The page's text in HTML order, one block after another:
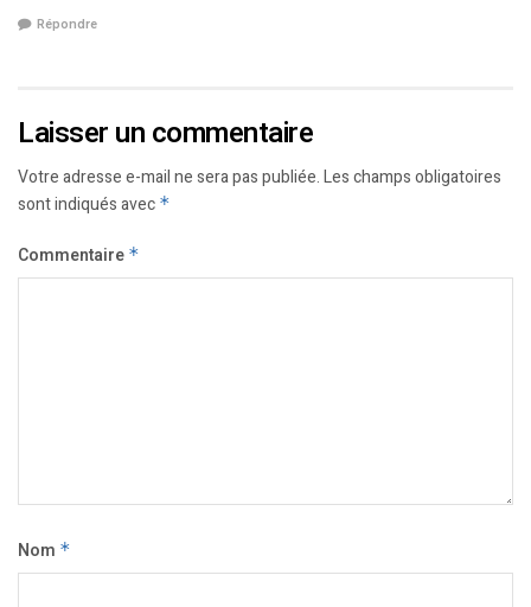
Répondre
Laisser un commentaire
Votre adresse e-mail ne sera pas publiée.Les champs obligatoires
sont indiqués avec *
Commentaire *
Nom *